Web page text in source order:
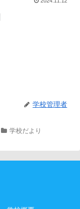
学校管理者
学校だより